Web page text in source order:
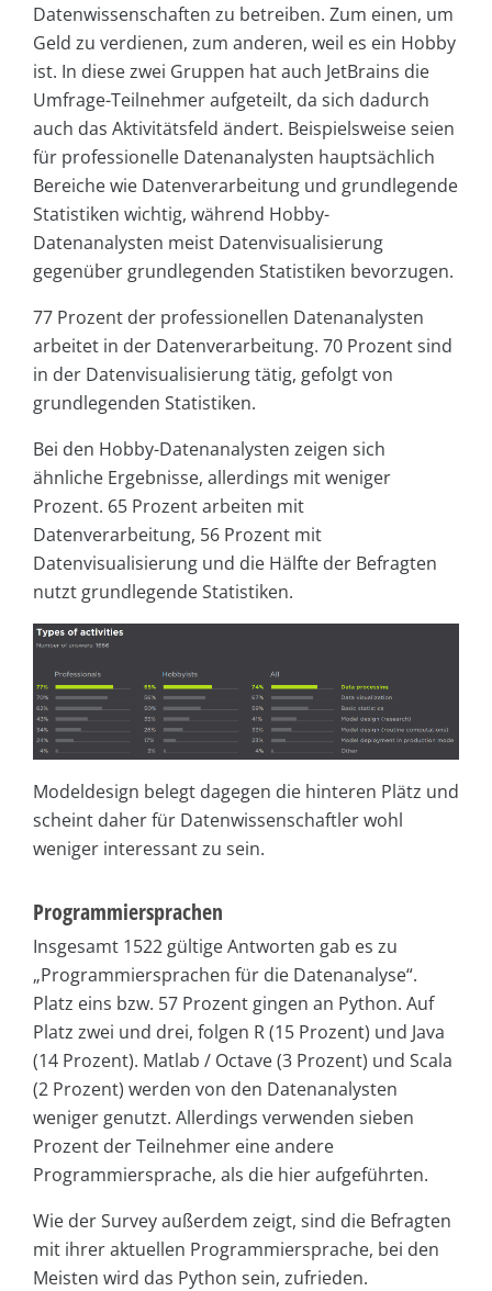
Datenwissenschaften zu betreiben. Zum einen, um
Geld zu verdienen, zum anderen, weil es ein Hobby
ist. In diese zwei Gruppen hat auch JetBrains die
Umfrage-Teilnehmer aufgeteilt, da sich dadurch
auch das Aktivitätsfeld ändert. Beispielsweise seien
für professionelle Datenanalysten hauptsächlich
Bereiche wie Datenverarbeitung und grundlegende
Statistiken wichtig, während Hobby-
Datenanalysten meist Datenvisualisierung
gegenüber grundlegenden Statistiken bevorzugen.
77 Prozent der professionellen Datenanalysten
arbeitet in der Datenverarbeitung. 70 Prozent sind
in der Datenvisualisierung tätig, gefolgt von
grundlegenden Statistiken.
Bei den Hobby-Datenanalysten zeigen sich
ähnliche Ergebnisse, allerdings mit weniger
Prozent. 65 Prozent arbeiten mit
Datenverarbeitung, 56 Prozent mit
Datenvisualisierung und die Hälfte der Befragten
nutzt grundlegende Statistiken.
Modeldesign belegt dagegen die hinteren Plätz und
scheint daher für Datenwissenschaftler wohl
weniger interessant zu sein.
Programmiersprachen
Insgesamt 1522 gültige Antworten gab es zu
„Programmiersprachen für die Datenanalyse“.
Platz eins bzw. 57 Prozent gingen an Python. Auf
Platz zwei und drei, folgen R (15 Prozent) und Java
(14 Prozent). Matlab / Octave (3 Prozent) und Scala
(2 Prozent) werden von den Datenanalysten
weniger genutzt. Allerdings verwenden sieben
Prozent der Teilnehmer eine andere
Programmiersprache, als die hier aufgeführten.
Wie der Survey außerdem zeigt, sind die Befragten
mit ihrer aktuellen Programmiersprache, bei den
Meisten wird das Python sein, zufrieden.